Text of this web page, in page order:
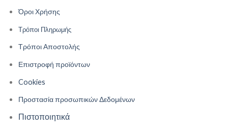
Όροι Χρήσης
Τρόποι Πληρωμής
Τρόποι Αποστολής
Επιστροφή προϊόντων
Cookies
Προστασία προσωπικών Δεδομένων
Πιστοποιητικά